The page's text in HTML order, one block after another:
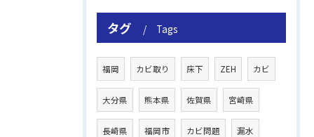
タグ Tags
福岡 カビ取り 床下 ZEH カビ
大分県 熊本県 佐賀県 宮崎県
長崎県 福岡市 カビ問題 漏水